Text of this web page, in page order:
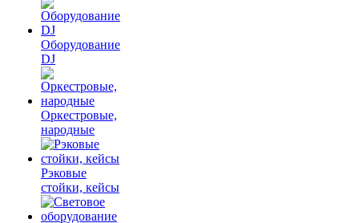
Оборудование
DJ
Оркестровые,
народные
Рэковые
стойки, кейсы